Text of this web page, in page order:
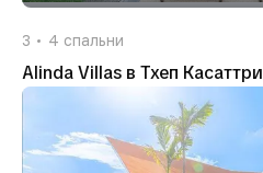
3 4 спальни
Alinda Villas в Тхеп Касаттри